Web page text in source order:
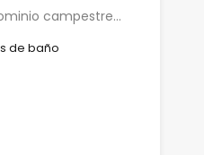
campestre…
de baño